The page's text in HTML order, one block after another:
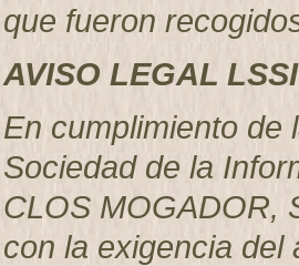
que fueron
AVISO LEGAL
En cumplimiento de
Sociedad de la
CLOS MOGADOR,
con la exigencia del